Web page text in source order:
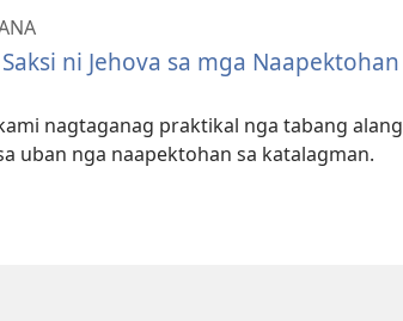
ni Jehova sa mga Naapektohan
nagtaganag praktikal nga tabang alang
uban nga naapektohan sa katalagman.